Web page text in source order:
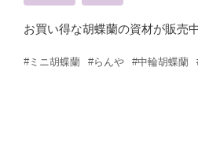
お買い得な胡蝶蘭の資材が販売
#ミニ胡蝶蘭 #らんや #中輪胡蝶蘭